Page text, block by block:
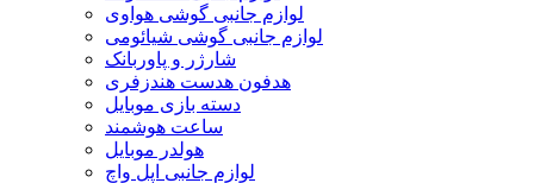
لوازم جانبی گوشی هواوی
لوازم جانبی گوشی شیائومی
شارژر و پاوربانک
هدفون هدست هندزفری
دسته بازی موبایل
ساعت هوشمند
هولدر موبایل
لوازم جانبی اپل واچ